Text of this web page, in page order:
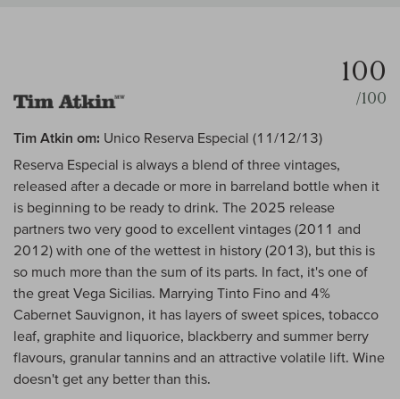
100
/100
Tim Atkin om: Unico Reserva Especial (11/12/13)
Reserva Especial is always a blend of three vintages,
released after a decade or more in barreland bottle when it
is beginning to be ready to drink. The 2025 release
partners two very good to excellent vintages (2011 and
2012) with one of the wettest in history (2013), but this is
so much more than the sum of its parts. In fact, it's one of
the great Vega Sicilias. Marrying Tinto Fino and 4%
Cabernet Sauvignon, it has layers of sweet spices, tobacco
leaf, graphite and liquorice, blackberry and summer berry
flavours, granular tannins and an attractive volatile lift. Wine
doesn't get any better than this.